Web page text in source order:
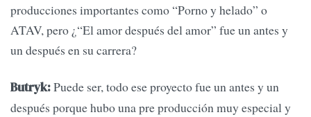
producciones importantes como “Porno y helado” o
ATAV, pero ¿“El amor después del amor” fue un antes y
un después en su carrera?
Butryk:Puede ser, todo ese proyecto fue un antes y un
después porque hubo una pre producción muy especial y